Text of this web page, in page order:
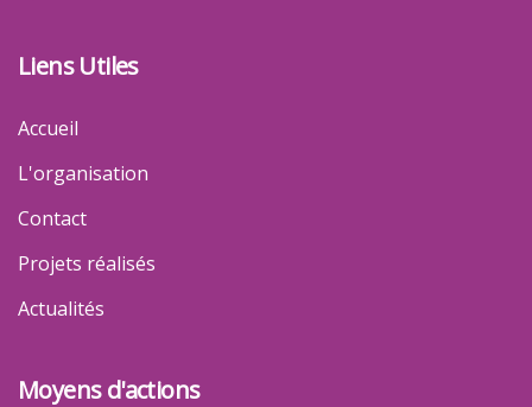
Liens Utiles
Accueil
L'organisation
Contact
Projets réalisés
Actualités
Moyens d'actions